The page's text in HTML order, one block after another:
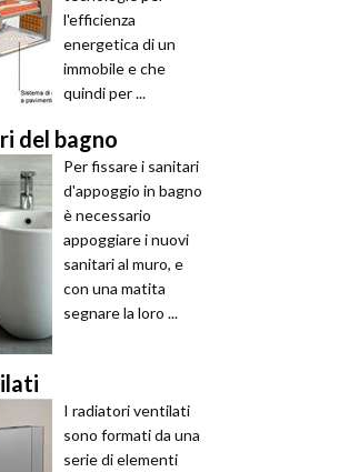
l'efficienza
energetica di un
immobile e che
quindi per ...
del bagno
Per fissare i sanitari
d'appoggio in bagno
è necessario
appoggiare i nuovi
sanitari al muro, e
con una matita
segnare la loro ...
I radiatori ventilati
sono formati da una
serie di elementi